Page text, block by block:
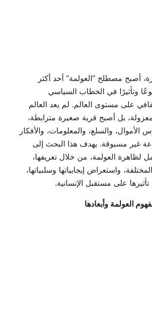
أصبح مصطلح “العولمة” أحد أكثر
وتأثيرًا في الخطاب السياسي
على مستوى العالم. لم يعد العالم
بل أصبح قرية صغيرة مترابطة،
والسلع، والمعلومات، والأفكار
غير مسبوقة. يهدف هذا البحث إلى
لظاهرة العولمة، من خلال تعريفها،
واستعراض إيجابياتها وسلبياتها،
على مستقبل الإنسانية.
العولمة وأبعادها